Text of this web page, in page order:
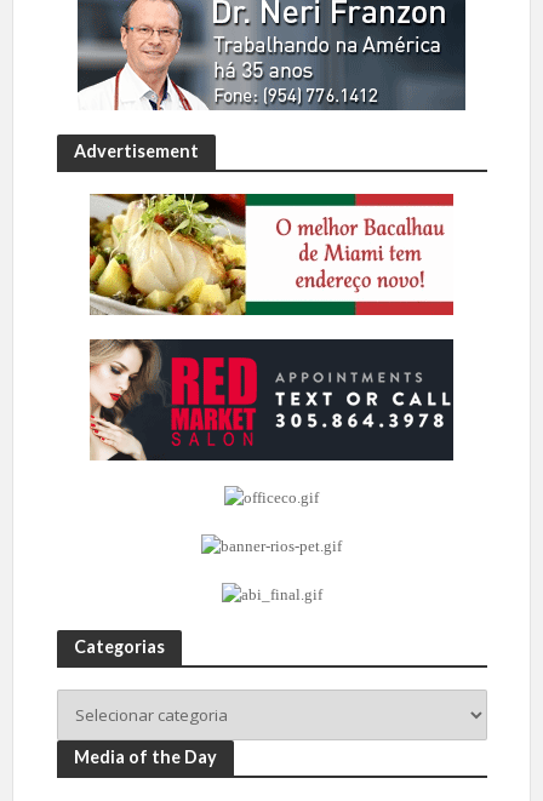
Advertisement
Categorias
Media of the Day